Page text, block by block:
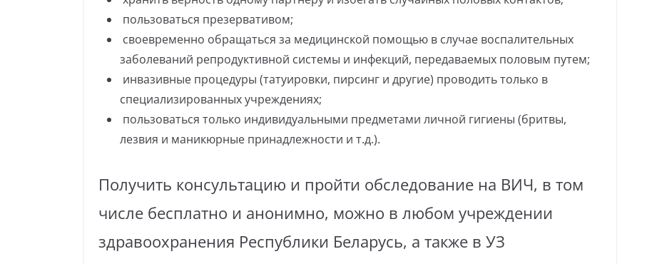
пользоваться презервативом;
своевременно обращаться за медицинской помощью в случае воспалительных
заболеваний репродуктивной системы и инфекций, передаваемых половым путем;
инвазивные процедуры (татуировки, пирсинг и другие) проводить только в
специализированных учреждениях;
пользоваться только индивидуальными предметами личной гигиены (бритвы,
лезвия и маникюрные принадлежности и т.д.).
Получить консультацию и пройти обследование на ВИЧ, в том
числе бесплатно и анонимно, можно в любом учреждении
здравоохранения Республики Беларусь, а также в УЗ